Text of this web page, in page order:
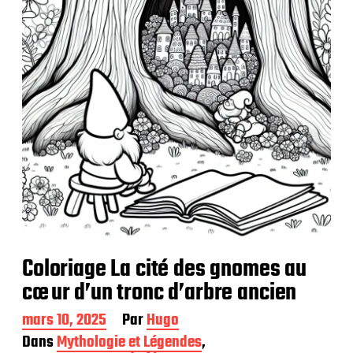
c
a
t
i
o
n
Coloriage La cité des gnomes au
cœur d’un tronc d’arbre ancien
D
a
mars 10, 2025 ParHugo
DansMythologie et Légendes,